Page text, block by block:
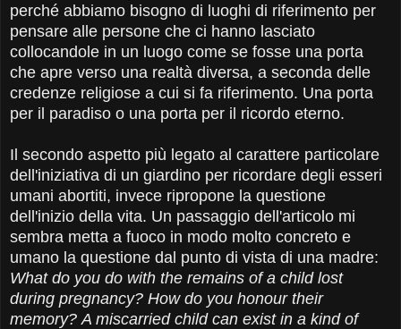
perché abbiamo bisogno di luoghi di riferimento per
pensare alle persone che ci hanno lasciato
collocandole in un luogo come se fosse una porta
che apre verso una realtà diversa, a seconda delle
credenze religiose a cui si fa riferimento. Una porta
per il paradiso o una porta per il ricordo eterno.
Il secondo aspetto più legato al carattere particolare
dell'iniziativa di un giardino per ricordare degli esseri
umani abortiti, invece ripropone la questione
dell'inizio della vita. Un passaggio dell'articolo mi
sembra metta a fuoco in modo molto concreto e
umano la questione dal punto di vista di una madre:
What do you do with the remains of a child lost
during pregnancy? How do you honour their
memory? A miscarried child can exist in a kind of